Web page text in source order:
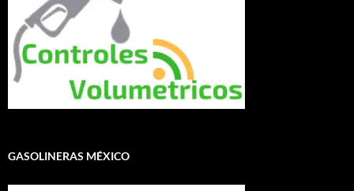
GASOLINERAS MÉXICO